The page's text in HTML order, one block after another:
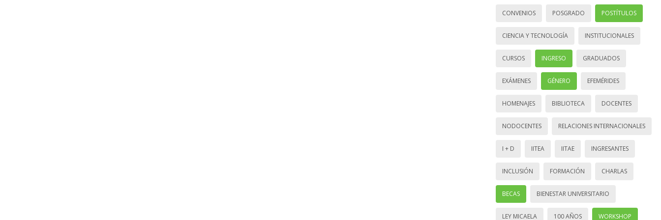
CONVENIOS POSGRADO POSTÍTULOS
CIENCIA Y TECNOLOGÍA INSTITUCIONALES
CURSOS INGRESO GRADUADOS
EXÁMENES GÉNERO EFEMÉRIDES
HOMENAJES BIBLIOTECA DOCENTES
NODOCENTES RELACIONES INTERNACIONALES
I + D IITEA IITAE INGRESANTES
INCLUSIÓN FORMACIÓN CHARLAS
BECAS BIENESTAR UNIVERSITARIO
LEY MICAELA 100 AÑOS WORKSHOP